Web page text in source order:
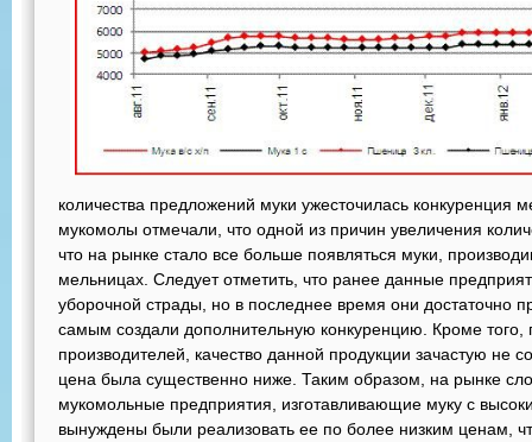
количества предложений муки ужесточилась конкуренция
мукомолы отмечали, что одной из причин увеличения
что на рынке стало все больше появляться муки,
мельницах. Следует отметить, что ранее данные
уборочной страды, но в последнее время они достаточно
самым создали дополнительную конкуренцию. Кроме того,
производителей, качество данной продукции зачастую не
цена была существенно ниже. Таким образом, на рынке
мукомольные предприятия, изготавливающие муку с
вынуждены были реализовать ее по более низким ценам,